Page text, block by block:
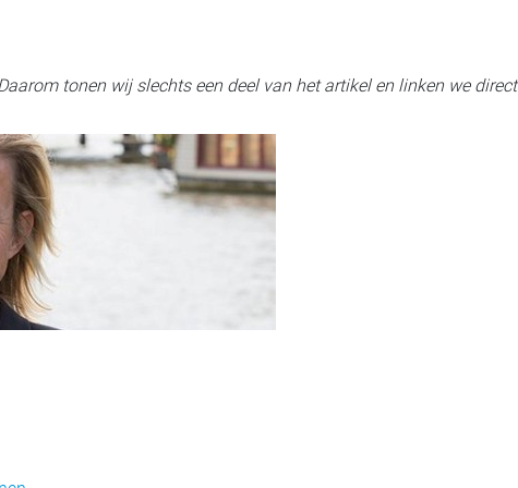
tonen wij slechts een deel van het artikel en linken we direct